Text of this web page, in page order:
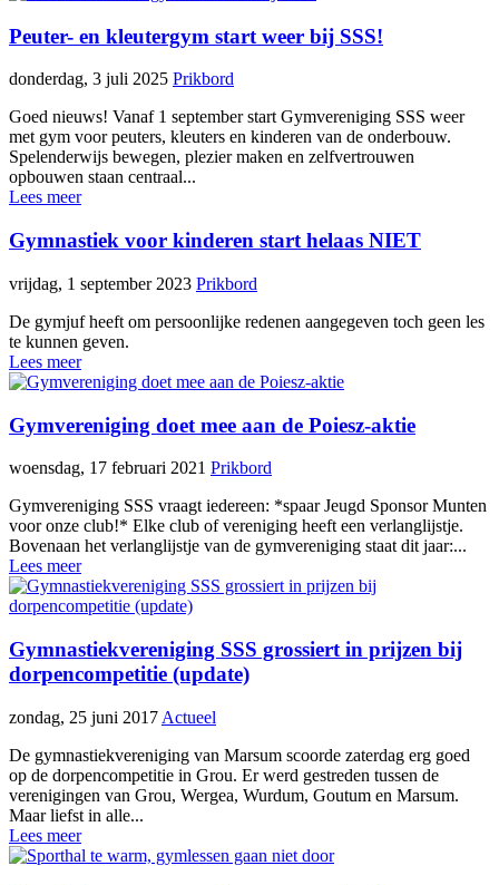
Peuter- en kleutergym start weer bij SSS!
donderdag, 3 juli 2025 Prikbord
Goed nieuws! Vanaf 1 september start Gymvereniging SSS weer
met gym voor peuters, kleuters en kinderen van de onderbouw.
Spelenderwijs bewegen, plezier maken en zelfvertrouwen
opbouwen staan centraal...
Lees meer
Gymnastiek voor kinderen start helaas NIET
vrijdag, 1 september 2023 Prikbord
De gymjuf heeft om persoonlijke redenen aangegeven toch geen les
te kunnen geven.
Lees meer
Gymvereniging doet mee aan de Poiesz-aktie
woensdag, 17 februari 2021 Prikbord
Gymvereniging SSS vraagt iedereen: *spaar Jeugd Sponsor Munten
voor onze club!* Elke club of vereniging heeft een verlanglijstje.
Bovenaan het verlanglijstje van de gymvereniging staat dit jaar:...
Lees meer
Gymnastiekvereniging SSS grossiert in prijzen bij
dorpencompetitie (update)
zondag, 25 juni 2017 Actueel
De gymnastiekvereniging van Marsum scoorde zaterdag erg goed
op de dorpencompetitie in Grou. Er werd gestreden tussen de
verenigingen van Grou, Wergea, Wurdum, Goutum en Marsum.
Maar liefst in alle...
Lees meer